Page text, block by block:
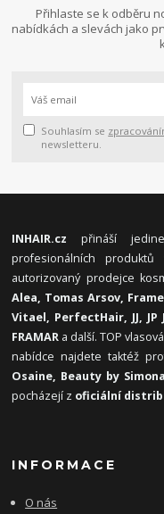
Přihlaste se k odběru
nabídkách a slevách jako
Souhlasím se
newsletteru.
INHAIR.cz přináší
profesionálních produktů
autorizovaný prodejce
Alea, Tomas Arsov,
Vitael, PerfectHair, JJ,
FRAMAR a další. TOP
nabídce najdete taktéž
Osaine, Beauty by
pocházejí z oficiální
INFORMACE
O nás